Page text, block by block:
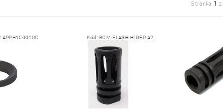
Stránka 1 z
APRH100010C Kód: BCM-FLASH-HIDER-A2